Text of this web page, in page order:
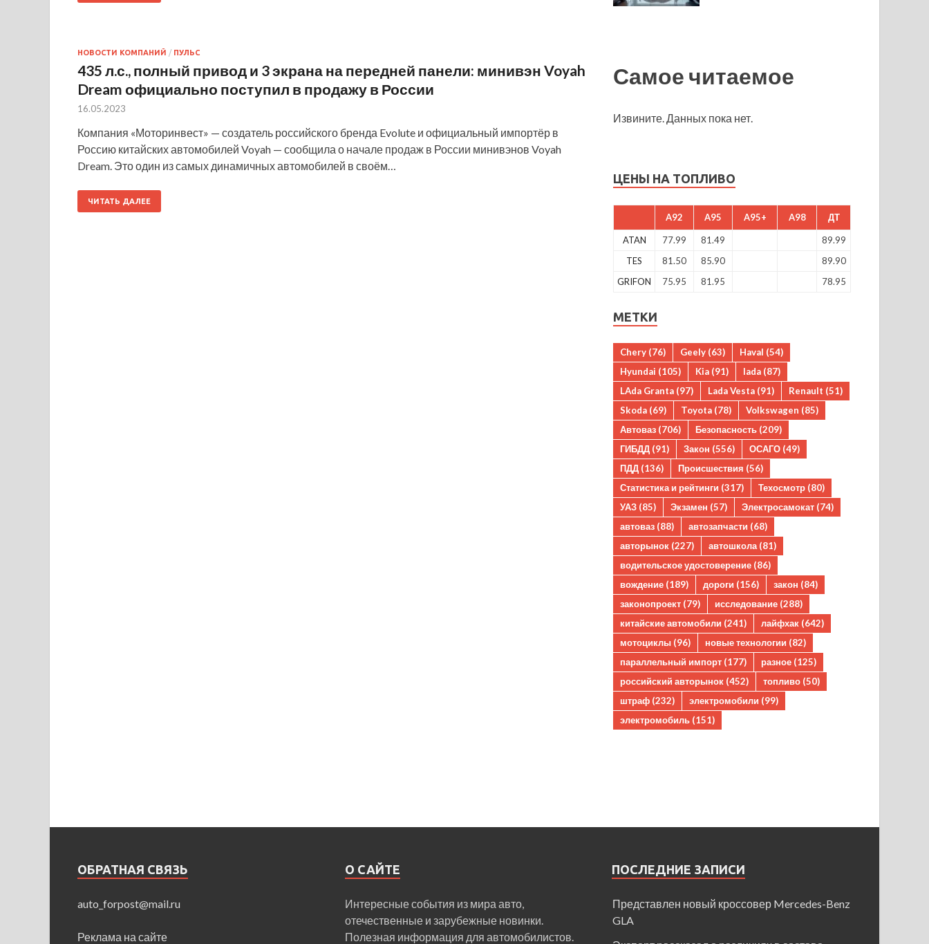
НОВОСТИ КОМПАНИЙ / ПУЛЬС
435 л.с., полный привод и 3 экрана на передней панели: минивэн Voyah
Dream официально поступил в продажу в России
16.05.2023
Компания «Моторинвест» — создатель российского бренда Evolute и официальный импортёр в
Россию китайских автомобилей Voyah — сообщила о начале продаж в России минивэнов Voyah
Dream. Это один из самых динамичных автомобилей в своём…
ЧИТАТЬ ДАЛЕЕ
Самое читаемое
Извините. Данных пока нет.
ЦЕНЫ НА ТОПЛИВО
A92 A95 A95+ A98 ДТ
ATAN 77.99 81.49
89.99
TES
81.50 85.90
89.90
GRIFON
75.95 81.95 78.95
МЕТКИ
Chery (76) Geely (63) Haval (54)
Hyundai (105) Kia (91) lada (87)
LAda Granta (97) Lada Vesta (91) Renault (51)
Skoda (69) Toyota (78) Volkswagen (85)
Автоваз (706) Безопасность (209)
ГИБДД (91) Закон (556) ОСАГО (49)
ПДД (136) Происшествия (56)
Статистика и рейтинги (317) Техосмотр (80)
УАЗ (85) Экзамен (57) Электросамокат (74)
автоваз (88) автозапчасти (68)
авторынок (227) автошкола (81)
водительское удостоверение (86)
вождение (189) дороги (156) закон (84)
законопроект (79) исследование (288)
китайские автомобили (241) лайфхак (642)
мотоциклы (96) новые технологии (82)
параллельный импорт (177) разное (125)
российский авторынок (452) топливо (50)
штраф (232) электромобили (99)
электромобиль (151)
ОБРАТНАЯ СВЯЗЬ
auto_forpost@mail.ru
Реклама на сайте
О САЙТЕ
Интересные события из мира авто,
отечественные и зарубежные новинки.
Полезная информация для автомобилистов.
ПОСЛЕДНИЕ ЗАПИСИ
Представлен новый кроссовер Mercedes-Benz
GLA